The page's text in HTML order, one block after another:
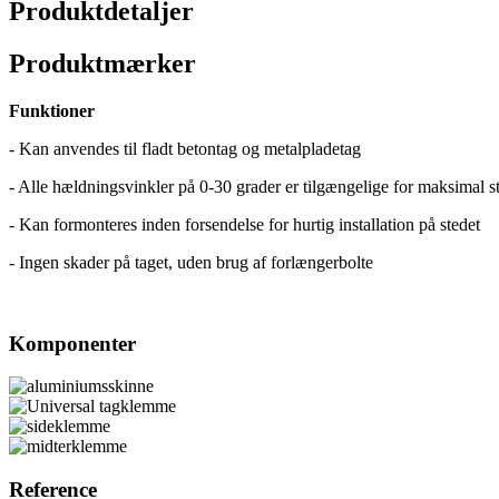
Produktdetaljer
Produktmærker
Funktioner
- Kan anvendes til fladt betontag og metalpladetag
- Alle hældningsvinkler på 0-30 grader er tilgængelige for maksimal
- Kan formonteres inden forsendelse for hurtig installation på stedet
- Ingen skader på taget, uden brug af forlængerbolte
Komponenter
Reference